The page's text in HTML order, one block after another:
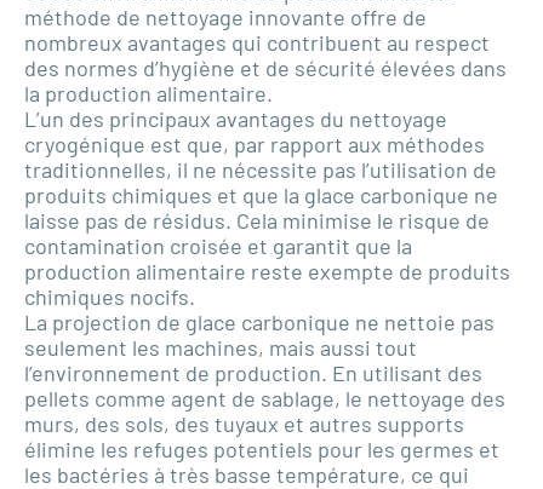
méthode de nettoyage innovante offre de
nombreux avantages qui contribuent au respect
des normes d’hygiène et de sécurité élevées dans
la production alimentaire.
L’un des principaux avantages du nettoyage
cryogénique est que, par rapport aux méthodes
traditionnelles, il ne nécessite pas l’utilisation de
produits chimiques et que la glace carbonique ne
laisse pas de résidus. Cela minimise le risque de
contamination croisée et garantit que la
production alimentaire reste exempte de produits
chimiques nocifs.
La projection de glace carbonique ne nettoie pas
seulement les machines, mais aussi tout
l’environnement de production. En utilisant des
pellets comme agent de sablage, le nettoyage des
murs, des sols, des tuyaux et autres supports
élimine les refuges potentiels pour les germes et
les bactéries à très basse température, ce qui